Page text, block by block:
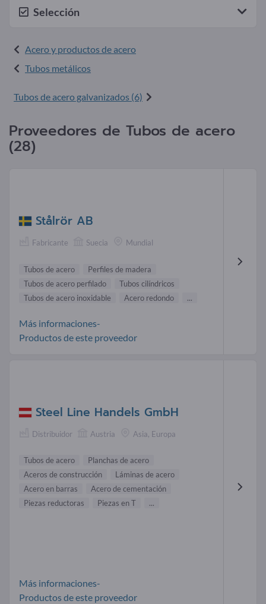
Selección
Acero y productos de acero
Tubos metálicos
Tubos de acero galvanizados (6)
Proveedores de Tubos de acero
(28)
Stålrör AB
Fabricante Suecia Mundial
Tubos de acero
Perfiles de madera
Tubos de acero perfilado
Tubos cilíndricos
Tubos de acero inoxidable
Acero redondo ...
Más informaciones-
Productos de este proveedor
Steel Line Handels GmbH
Distribuidor Austria Asia, Europa
Tubos de acero
Planchas de acero
Aceros de construcción
Láminas de acero
Acero en barras
Acero de cementación
Piezas reductoras
Piezas en T ...
Más informaciones-
Productos de este proveedor